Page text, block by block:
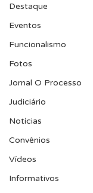
Destaque
Eventos
Funcionalismo
Fotos
Jornal O Processo
Judiciário
Notícias
Convênios
Vídeos
Informativos